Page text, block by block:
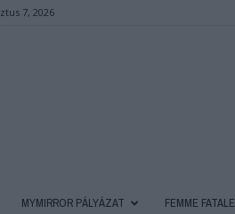
7, 2026
MYMIRROR PÁLYÁZAT FEMME FATALE